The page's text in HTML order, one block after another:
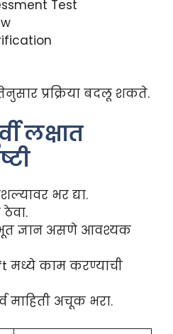
Test
प्रक्रिया बदलू शकते.
लक्षात
भर द्या.
ज्ञान असणे आवश्यक
मध्ये काम करण्याची
माहिती अचूक भरा.